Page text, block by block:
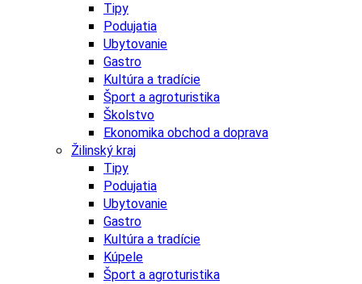
Tipy
Podujatia
Ubytovanie
Gastro
Kultúra a tradície
Šport a agroturistika
Školstvo
Ekonomika obchod a doprava
Žilinský kraj
Tipy
Podujatia
Ubytovanie
Gastro
Kultúra a tradície
Kúpele
Šport a agroturistika